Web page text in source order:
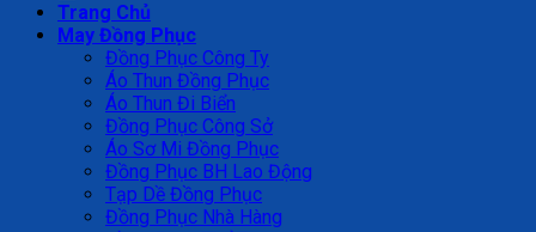
Trang Chủ
May Đồng Phục
Đồng Phục Công Ty
Áo Thun Đồng Phục
Áo Thun Đi Biển
Đồng Phục Công Sở
Áo Sơ Mi Đồng Phục
Đồng Phục BH Lao Động
Tạp Dề Đồng Phục
Đồng Phục Nhà Hàng